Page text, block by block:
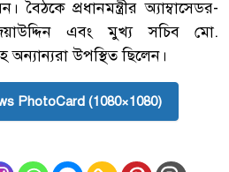
বৈঠকে প্রধানমন্ত্রীর অ্যাম্বাসেডর-
এবং মুখ্য সচিব মো.
উপস্থিত ছিলেন।
PhotoCard (1080×1080)